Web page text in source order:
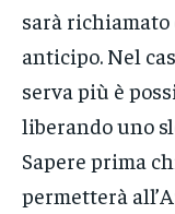
sarà richiamato
anticipo. Nel
serva più è
liberando uno
Sapere prima
permetterà